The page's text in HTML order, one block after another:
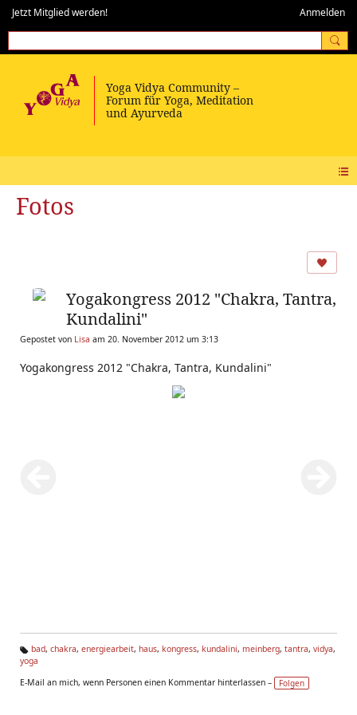
Jetzt Mitglied werden! Anmelden
Fotos
Yogakongress 2012 "Chakra, Tantra,
Kundalini"
Gepostet von Lisa am 20. November 2012 um 3:13
Yogakongress 2012 "Chakra, Tantra, Kundalini"
Ta
s:
bad, chakra, energiearbeit, haus, kongress, kundalini, meinberg, tantra, vidya,
yoga
E-Mail an mich, wenn Personen einen Kommentar hinterlassen –
Folgen